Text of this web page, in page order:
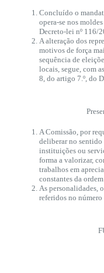
Concluído o
opera-se nos
Decreto-lei nº 116/
A alteração dos
motivos de força
sequência de
locais, segue, com
8, do artigo 7.º, do
A Comissão, por
deliberar no sentido
instituições ou
forma a valorizar,
trabalhos em
constantes da
As personalidades,
referidos no